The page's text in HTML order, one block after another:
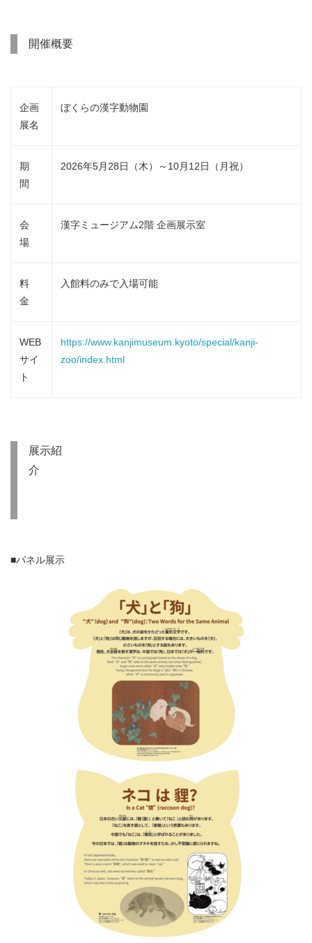
開催概要
企画
展名
ぼくらの漢字動物園
期
間
2026年5月28日（木）～10月12日（月祝）
会
場
漢字ミュージアム2階 企画展示室
料
金
入館料のみで入場可能
WEB
サイ
ト
https://www.kanjimuseum.kyoto/special/kanji-
zoo/index.html
展示紹
介
■パネル展示